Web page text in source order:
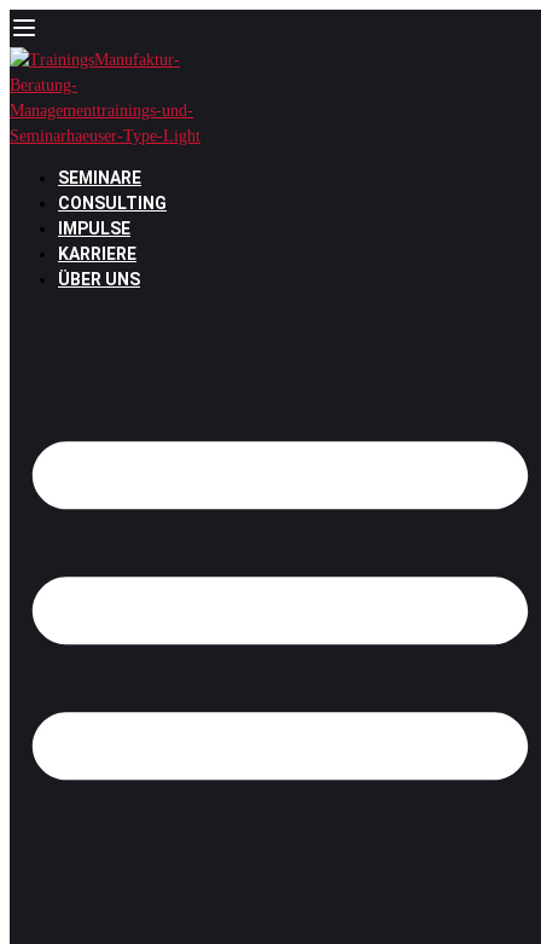
Zum
Inhalt
springen
SEMINARE
CONSULTING
IMPULSE
KARRIERE
ÜBER UNS